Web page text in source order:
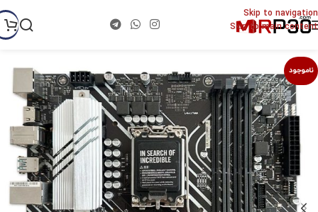
Skip to navigation
Skip to main content
ناموجود